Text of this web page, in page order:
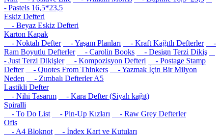
- Pastels 16,5*23,5
Eskiz Defteri
- Beyaz Eskiz Defteri
Karton Kapak
- Noktalı Defter
- Yaşam Planları - Kraft Kağıtlı Defterler
-
Ram Boyutlu Defterler
- Carolin Books
- Design Terzi Dikiş
- Just Terzi Dikişler
- Kompozisyon Defteri
- Postage Stamp
Defter
- Quotes From Thinkers
- Yazmak İçin Bir Milyon
Neden
- Zımbalı Defterler A5
Lastikli Defter
- Nihi Tasarım
- Kara Defter (Siyah kağıt)
Spiralli
- To Do List
- Pin-Up Kızları
- Raw Grey Defterler
Ofis
- A4 Bloknot
- İndex Kart ve Kutuları